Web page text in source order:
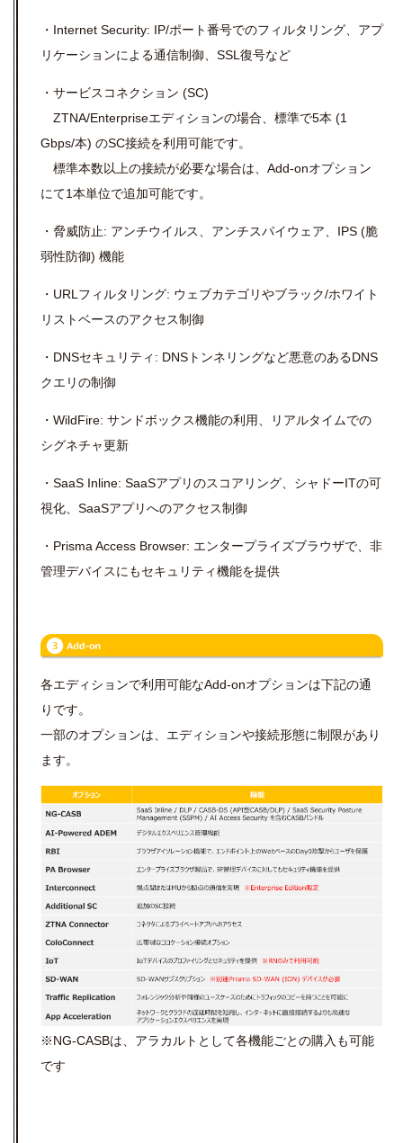
・Internet Security: IP/ポート番号でのフィルタリング、アプ
リケーションによる通信制御、SSL復号など
・サービスコネクション (SC)
ZTNA/Enterpriseエディションの場合、標準で5本 (1
Gbps/本) のSC接続を利用可能です。
標準本数以上の接続が必要な場合は、Add-onオプション
にて1本単位で追加可能です。
・脅威防止: アンチウイルス、アンチスパイウェア、IPS (脆
弱性防御) 機能
・URLフィルタリング: ウェブカテゴリやブラック/ホワイト
リストベースのアクセス制御
・DNSセキュリティ: DNSトンネリングなど悪意のあるDNS
クエリの制御
・WildFire: サンドボックス機能の利用、リアルタイムでの
シグネチャ更新
・SaaS Inline: SaaSアプリのスコアリング、シャドーITの可
視化、SaaSアプリへのアクセス制御
・Prisma Access Browser: エンタープライズブラウザで、非
管理デバイスにもセキュリティ機能を提供
各エディションで利用可能なAdd-onオプションは下記の通
りです。
一部のオプションは、エディションや接続形態に制限があり
ます。
※NG-CASBは、アラカルトとして各機能ごとの購入も可能
です